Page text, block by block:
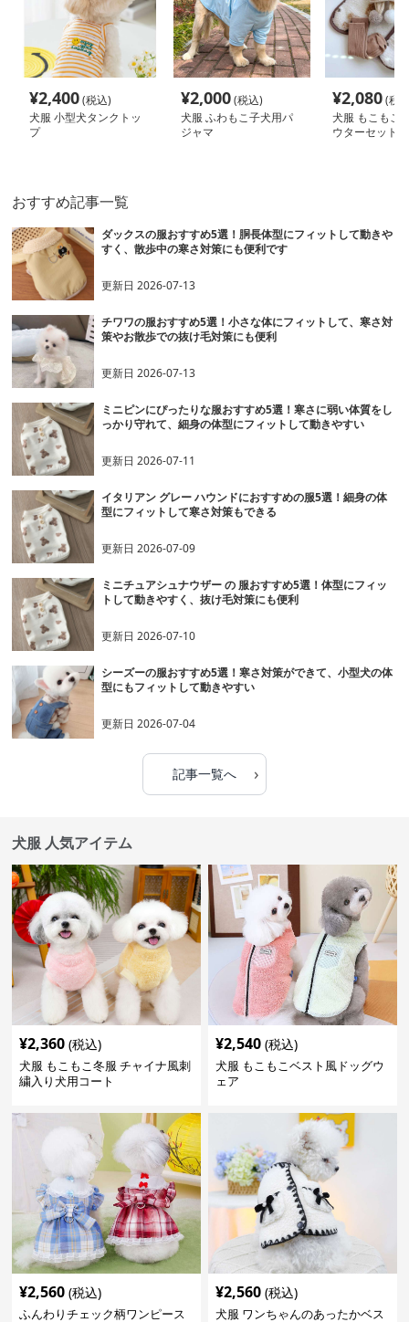
¥2,400(税込)
犬服 小型犬タンクトッ
プ
¥2,000(税込)
犬服 ふわもこ子犬用パ
ジャマ
¥2,080(税
犬服 もこもこ
ウターセット
おすすめ記事一覧
ダックスの服おすすめ5選！胴長体型にフィットして動きや
すく、散歩中の寒さ対策にも便利です
更新日2026-07-13
チワワの服おすすめ5選！小さな体にフィットして、寒さ対
策やお散歩での抜け毛対策にも便利
更新日2026-07-13
ミニピンにぴったりな服おすすめ5選！寒さに弱い体質をし
っかり守れて、細身の体型にフィットして動きやすい
更新日2026-07-11
イタリアン グレー ハウンドにおすすめの服5選！細身の体
型にフィットして寒さ対策もできる
更新日2026-07-09
ミニチュアシュナウザー の 服おすすめ5選！体型にフィッ
トして動きやすく、抜け毛対策にも便利
更新日2026-07-10
シーズーの服おすすめ5選！寒さ対策ができて、小型犬の体
型にもフィットして動きやすい
更新日2026-07-04
記事一覧へ ›
犬服 人気アイテム
¥2,360 (税込)
犬服 もこもこ冬服 チャイナ風刺
繍入り犬用コート
¥2,540 (税込)
犬服 もこもこベスト風ドッグウ
ェア
¥2,560 (税込)
ふんわりチェック柄ワンピース
¥2,560 (税込)
犬服 ワンちゃんのあったかベス